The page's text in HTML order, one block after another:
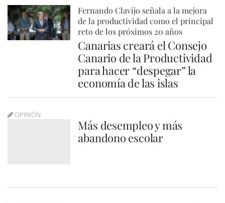
Fernando Clavijo señala a la mejora
de la productividad como el principal
reto de los próximos 20 años
Canarias creará el Consejo
Canario de la Productividad
para hacer “despegar” la
economía de las islas
OPINIÓN
Más desempleo y más
abandono escolar